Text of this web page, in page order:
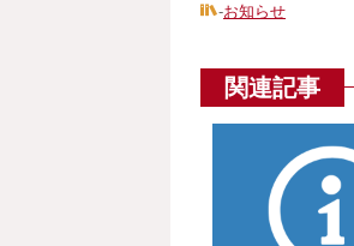
-お知らせ
関連記事